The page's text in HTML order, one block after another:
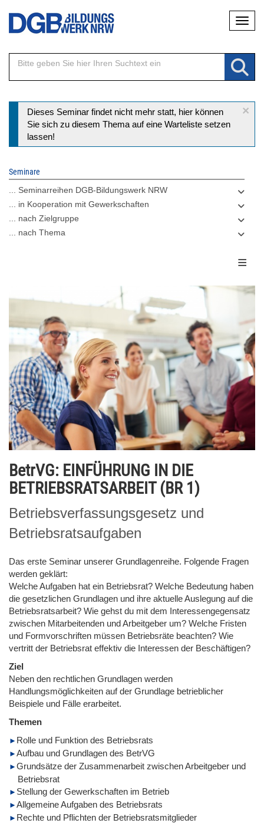
Direkt
Inhalt
×
Statusmeldung
Dieses Seminar findet nicht mehr statt, hier können
Sie sich zu diesem Thema auf eine Warteliste setzen
lassen!
Seminare
... Seminarreihen DGB-Bildungswerk NRW
... in Kooperation mit Gewerkschaften
... nach Zielgruppe
... nach Thema
BetrVG: EINFÜHRUNG IN DIE
BETRIEBSRATSARBEIT (BR 1)
Betriebsverfassungsgesetz und
Betriebsratsaufgaben
Das erste Seminar unserer Grundlagenreihe. Folgende Fragen
werden geklärt:
Welche Aufgaben hat ein Betriebsrat? Welche Bedeutung haben
die gesetzlichen Grundlagen und ihre aktuelle Auslegung auf die
Betriebsratsarbeit? Wie gehst du mit dem Interessengegensatz
zwischen Mitarbeitenden und Arbeitgeber um? Welche Fristen
und Formvorschriften müssen Betriebsräte beachten? Wie
vertritt der Betriebsrat effektiv die Interessen der Beschäftigen?
Ziel
Neben den rechtlichen Grundlagen werden
Handlungsmöglichkeiten auf der Grundlage betrieblicher
Beispiele und Fälle erarbeitet.
Themen
Rolle und Funktion des Betriebsrats
Aufbau und Grundlagen des BetrVG
Grundsätze der Zusammenarbeit zwischen Arbeitgeber und
Betriebsrat
Stellung der Gewerkschaften im Betrieb
Allgemeine Aufgaben des Betriebsrats
Rechte und Pflichten der Betriebsratsmitglieder